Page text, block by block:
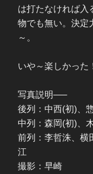
は打たなければ入
物でも無い。決定
～。
いや～楽しかった
写真説明—–
後列：中西(初)、
中列：森岡(初)、
前列：李哲洙、横
江
撮影：早崎